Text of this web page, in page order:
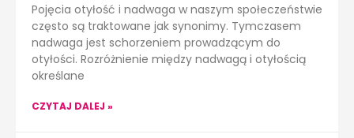
Pojęcia otyłość i nadwaga w naszym społeczeństwie
często są traktowane jak synonimy. Tymczasem
nadwaga jest schorzeniem prowadzącym do
otyłości. Rozróżnienie między nadwagą i otyłością
określane
CZYTAJ DALEJ »